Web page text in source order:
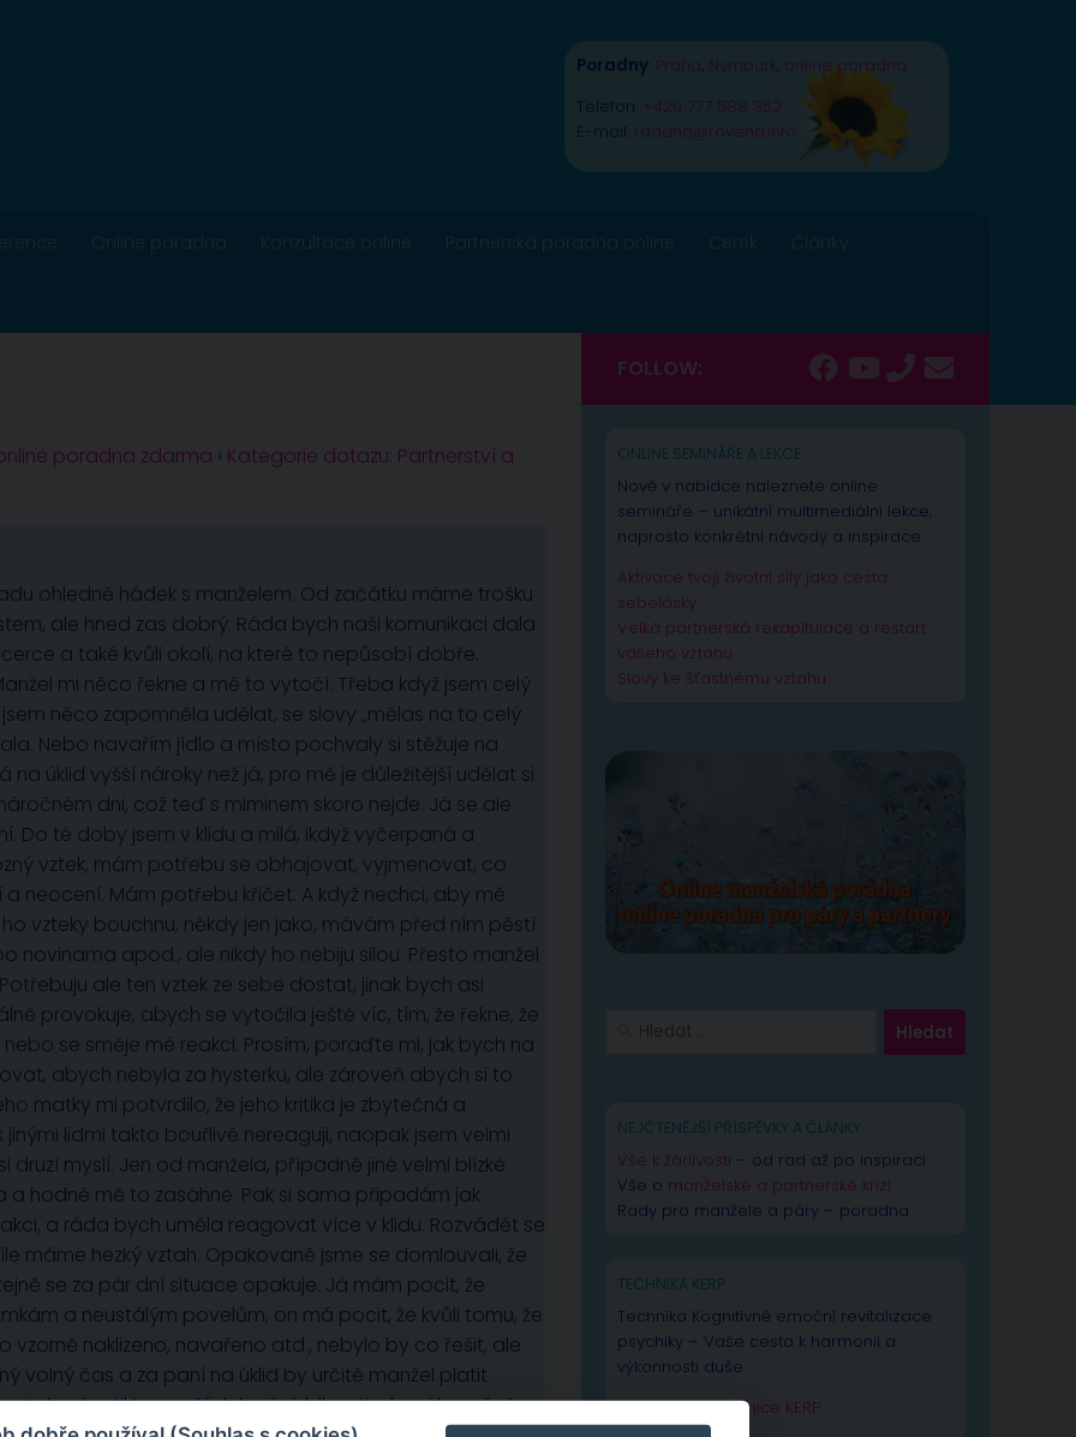
Poradny Praha Nymburk online poradna
Telefon: +420 777 588 352
E-mail: radana@rovena.info
Online poradna Konzultace online Partnerská poradna online Ceník Články
poradna zdarma › Kategorie dotazu: Partnerství a
ohledně hádek s manželem. Od začátku máme trošku
ale hned zas dobrý. Ráda bych naši komunikaci dala
a také kvůli okolí, na které to nepůsobí dobře.
mi něco řekne a mě to vytočí. Třeba když jsem celý
něco zapomněla udělat, se slovy „mělas na to celý
Nebo navařím jídlo a místo pochvaly si stěžuje na
na úklid vyšší nároky než já, pro mě je důležitější udělat si
dni, což teď s miminem skoro nejde. Já se ale
Do té doby jsem v klidu a milá, ikdyž vyčerpaná a
vztek, mám potřebu se obhajovat, vyjmenovat, co
neocení. Mám potřebu křičet. A když nechci, aby mě
vzteky bouchnu, někdy jen jako, mávám před ním pěstí
novinama apod., ale nikdy ho nebiju silou. Přesto manžel
ale ten vztek ze sebe dostat, jinak bych asi
provokuje, abych se vytočila ještě víc, tím, že řekne, že
nebo se směje mé reakci. Prosím, poraďte mi, jak bych na
abych nebyla za hysterku, ale zároveň abych si to
matky mi potvrdilo, že jeho kritika je zbytečná a
lidmi takto bouřlivě nereaguji, naopak jsem velmi
druzí myslí. Jen od manžela, případně jiné velmi blízké
hodně mě to zasáhne. Pak si sama připadám jak
a ráda bych uměla reagovat více v klidu. Rozvádět se
máme hezký vztah. Opakovaně jsme se domlouvali, že
se za pár dní situace opakuje. Já mám pocit, že
a neustálým povelům, on má pocit, že kvůli tomu, že
naklizeno, navařeno atd., nebylo by co řešit, ale
volný čas a za paní na úklid by určitě manžel platit
tak nehrotil ten pořádek a jiné blbosti, aby si konečně
FOLLOW:
ONLINE SEMINÁŘE A LEKCE
Nově v nabídce naleznete online
semináře – unikátní multimediální lekce,
naprosto konkrétní návody a inspirace.
Aktivace tvojí životní síly jako cesta
sebelásky
Velká partnerská rekapitulace a restart
vašeho vztahu
Slovy ke šťastnému vztahu
NEJČTENĚJŠÍ PŘÍSPĚVKY A ČLÁNKY
Vše k žárlivosti – od rad až po inspiraci
Vše o manželské a partnerské krizi
Rady pro manžele a páry – poradna
TECHNIKA KERP
Technika Kognitivně emoční revitalizace
psychiky – Vaše cesta k harmonii a
výkonnosti duše.
Zjistit více o technice KERP